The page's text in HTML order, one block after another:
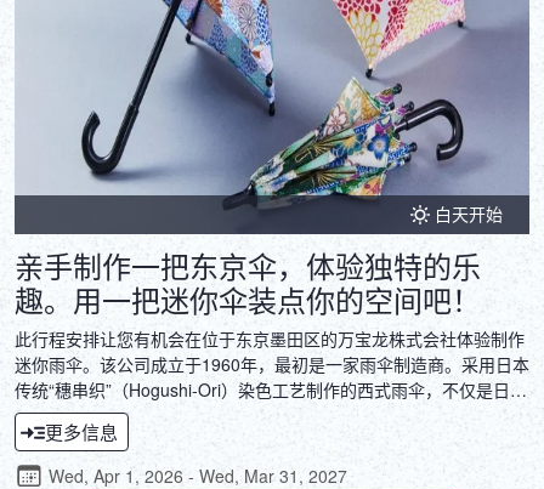
白天开始
亲手制作一把东京伞，体验独特的乐
趣。用一把迷你伞装点你的空间吧！
此行程安排让您有机会在位于东京墨田区的万宝龙株式会社体验制作
迷你雨伞。该公司成立于1960年，最初是一家雨伞制造商。采用日本
传统“穗串织”（Hogushi-Ori）染色工艺制作的西式雨伞，不仅是日常
用品，更被视为艺术品。万宝龙在制作这些迷你雨伞时，也充分运用
了其纯手工的制伞技艺。此次体验将让您亲身感受雨伞制作的艺术，
领略其对细节的精益求精和一丝不苟的手工技艺。
更多信息
Wed, Apr 1, 2026 - Wed, Mar 31, 2027